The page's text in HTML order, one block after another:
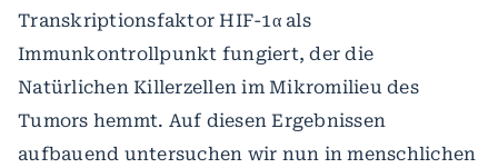
Transkriptionsfaktor HIF-1α als
Immunkontrollpunkt fungiert, der die
Natürlichen Killerzellen im Mikromilieu des
Tumors hemmt. Auf diesen Ergebnissen
aufbauend untersuchen wir nun in menschlichen